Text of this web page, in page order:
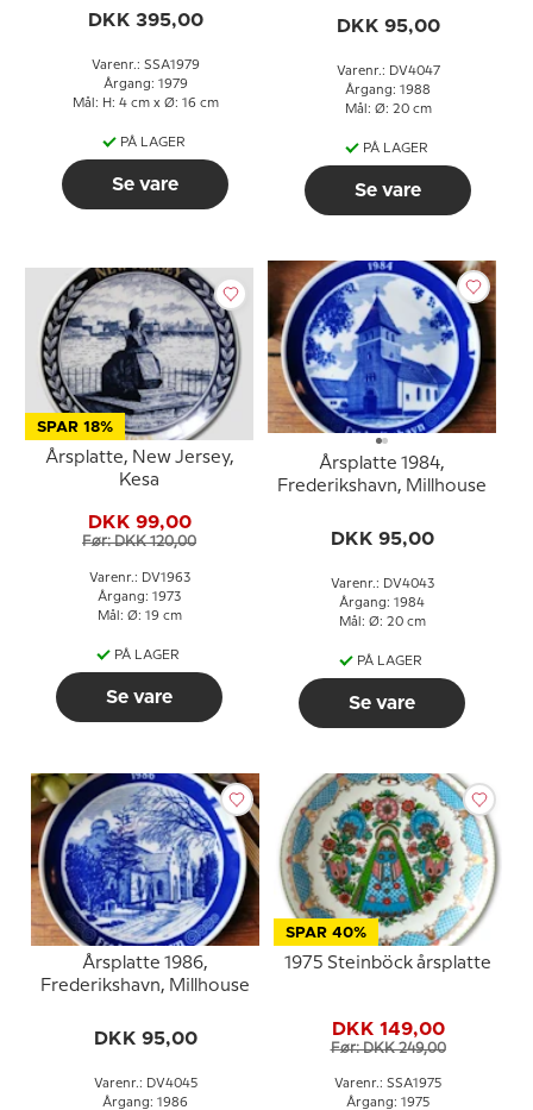
DKK 395,00
Varenr.: SSA1979
Årgang: 1979
Mål: H: 4 cm x Ø: 16 cm
PÅ LAGER
Se vare
DKK 95,00
Varenr.: DV4047
Årgang: 1988
Mål: Ø: 20 cm
PÅ LAGER
Se vare
SPAR 18%
Årsplatte, New Jersey,
Kesa
DKK 99,00
Før: DKK 120,00
Varenr.: DV1963
Årgang: 1973
Mål: Ø: 19 cm
PÅ LAGER
Se vare
Årsplatte 1984,
Frederikshavn, Millhouse
DKK 95,00
Varenr.: DV4043
Årgang: 1984
Mål: Ø: 20 cm
PÅ LAGER
Se vare
Årsplatte 1986,
Frederikshavn, Millhouse
DKK 95,00
Varenr.: DV4045
Årgang: 1986
SPAR 40%
1975 Steinböck årsplatte
DKK 149,00
Før: DKK 249,00
Varenr.: SSA1975
Årgang: 1975